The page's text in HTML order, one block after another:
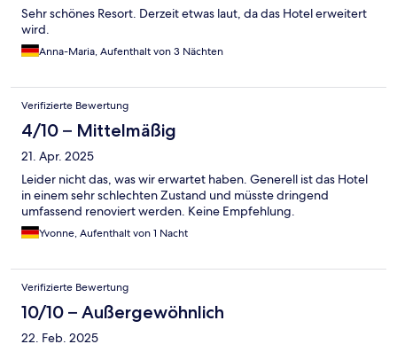
Sehr schönes Resort. Derzeit etwas laut, da das Hotel erweitert
wird.
Anna-Maria, Aufenthalt von 3 Nächten
Verifizierte Bewertung
4/10 – Mittelmäßig
21. Apr. 2025
Leider nicht das, was wir erwartet haben. Generell ist das Hotel
in einem sehr schlechten Zustand und müsste dringend
umfassend renoviert werden. Keine Empfehlung.
Yvonne, Aufenthalt von 1 Nacht
Verifizierte Bewertung
10/10 – Außergewöhnlich
22. Feb. 2025